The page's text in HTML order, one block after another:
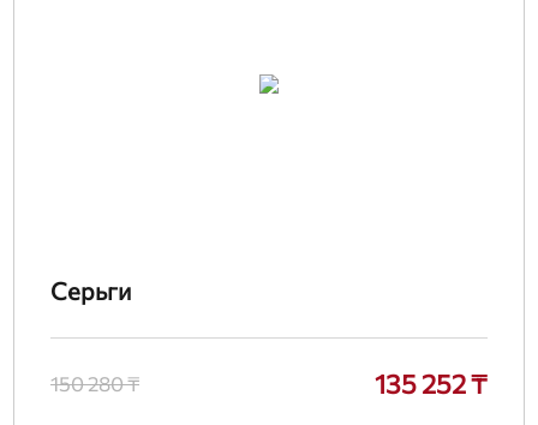
Серьги
150 280 ₸ 135 252 ₸